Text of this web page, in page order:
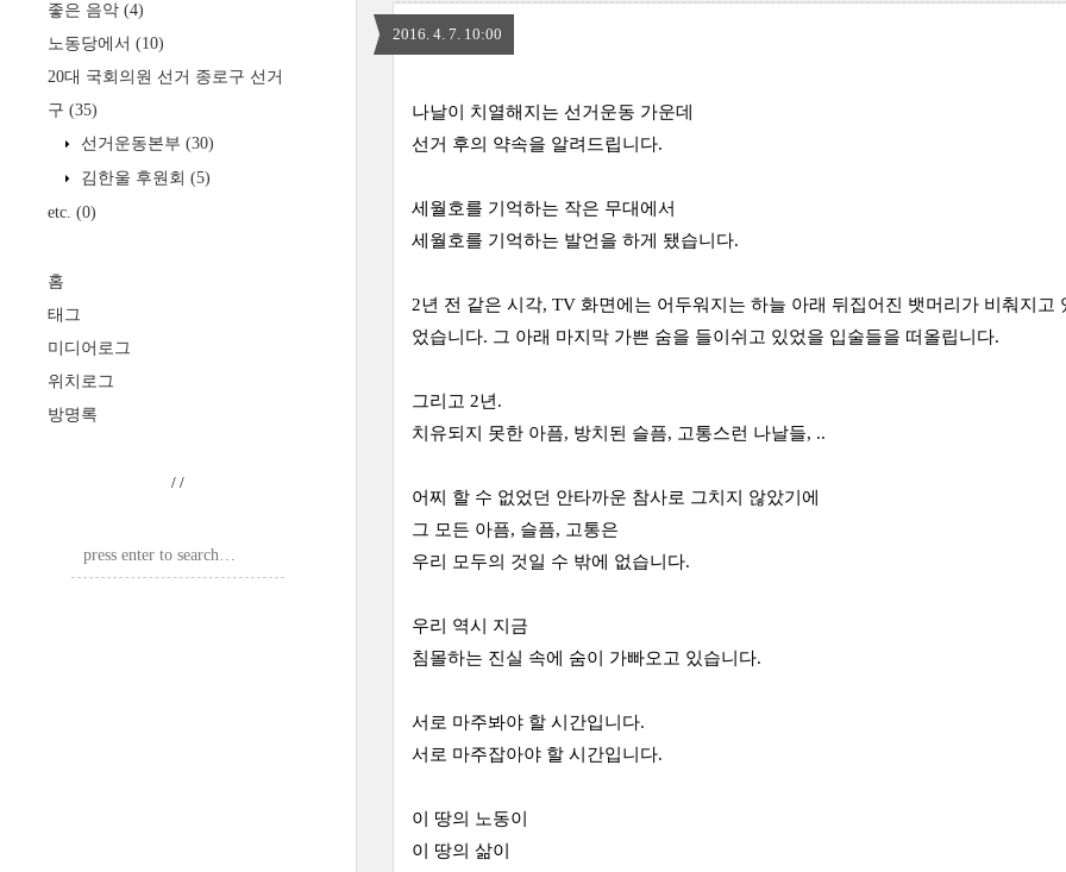
좋은 음악 (4)
노동당에서 (10)
20대 국회의원 선거 종로구 선거
구 (35)
선거운동본부 (30)
김한울 후원회 (5)
etc. (0)
홈
태그
미디어로그
위치로그
방명록
/ /
2016. 4. 7. 10:00
나날이 치열해지는 선거운동 가운데
선거 후의 약속을 알려드립니다.
세월호를 기억하는 작은 무대에서
세월호를 기억하는 발언을 하게 됐습니다.
2년 전 같은 시각, TV 화면에는 어두워지는 하늘 아래 뒤집어진 뱃머리가 비춰지고
었습니다. 그 아래 마지막 가쁜 숨을 들이쉬고 있었을 입술들을 떠올립니다.
그리고 2년.
치유되지 못한 아픔, 방치된 슬픔, 고통스런 나날들, ..
어찌 할 수 없었던 안타까운 참사로 그치지 않았기에
그 모든 아픔, 슬픔, 고통은
우리 모두의 것일 수 밖에 없습니다.
우리 역시 지금
침몰하는 진실 속에 숨이 가빠오고 있습니다.
서로 마주봐야 할 시간입니다.
서로 마주잡아야 할 시간입니다.
이 땅의 노동이
이 땅의 삶이